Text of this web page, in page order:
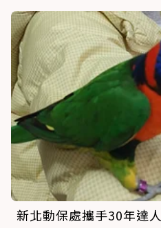
新北動保處攜手30年達